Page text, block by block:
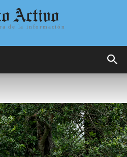
Activo
de la información